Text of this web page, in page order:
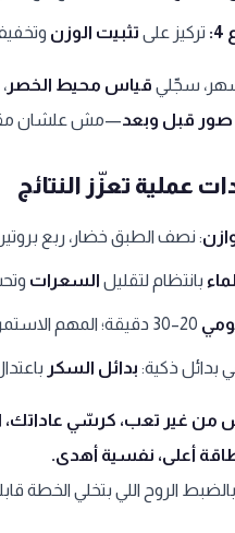
تركيز على تثبيت الوزن
سجّلي قياس محيط الخصر
صور قبل وبعد—مش علشان
عملية تعزّز النتائج
: نصف الطبق خضار، ربع
بانتظام لتقليل السعرات
بدائل ذكية: بدائل السكر
غير تعب، كرسّي عاداتك،
أعلى، نفسية أهدى.
الروح اللي بتخلي الخطة